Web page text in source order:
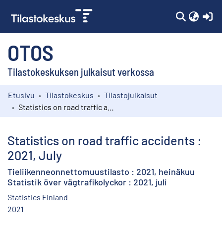
OTOS
Tilastokeskuksen julkaisut verkossa
Kokoelmat
Etusivu Tilastokeskus
Tilastojulkaisut
Statistics on road traffic accidents :
2021, July
Tieliikenneonnettomuustilasto : 2021, heinäkuu
Statistik över vägtrafikolyckor : 2021, juli
Statistics Finland
2021